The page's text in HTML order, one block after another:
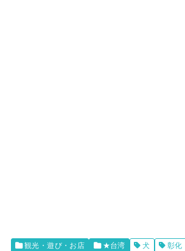
観光・遊び・お店 ★台湾 犬 彰化